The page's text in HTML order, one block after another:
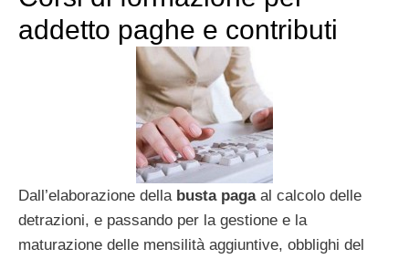
addetto paghe e contributi
Dall’elaborazione della busta paga al calcolo delle
detrazioni, e passando per la gestione e la
maturazione delle mensilità aggiuntive, obblighi del